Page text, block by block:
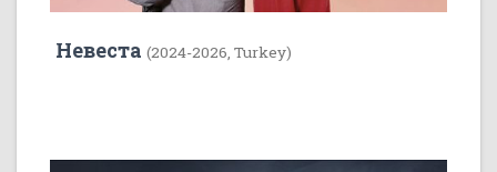
Невеста (2024-2026, Turkey)